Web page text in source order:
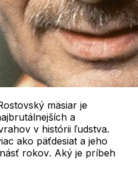
mäsiar je
a
v histórii ľudstva.
ako päťdesiat a jeho
rokov. Aký je príbeh